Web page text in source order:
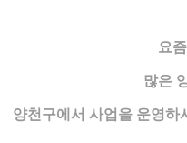
요
많은
양천구에서 사업을 운영하